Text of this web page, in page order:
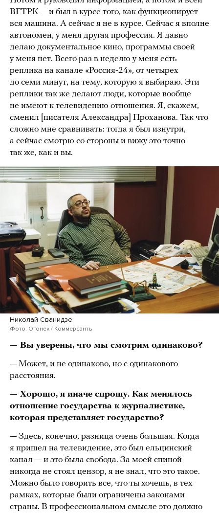
ВГТРК — и был в курсе того, как функционирует
вся машина. А сейчас я не в курсе. Сейчас я вполне
автономен, у меня другая профессия. Я давно
делаю документальное кино, программы своей
у меня нет. Всего раз в неделю у меня есть
реплика на канале «Россия-24», от четырех
до семи минут, на тему, которую я выбираю. Эти
реплики так же делают люди, которые вообще
не имеют к телевидению отношения. Я, скажем,
сменил [писателя Александра] Проханова. Так что
сложно мне сравнивать: тогда я был изнутри,
а сейчас смотрю со стороны и вижу это точно
так же, как и вы.
Николай Сванидзе
Фото: Огонек / Коммерсантъ
— Вы уверены, что мы смотрим одинаково?
— Может, и не одинаково, но с одинакового
расстояния.
— Хорошо, я иначе спрошу. Как менялось
отношение государства к журналистике,
которая представляет государство?
— Здесь, конечно, разница очень большая. Когда
я пришел на телевидение, это был ельцинский
канал — и это была свобода. За моей спиной
никогда не стоял цензор, я не знал, что это такое.
Можно было говорить все, что ты хочешь, в тех
рамках, которые были ограничены законами
страны. В профессиональном смысле это должно